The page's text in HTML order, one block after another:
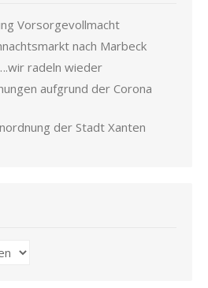
Vorsorgevollmacht
nach Marbeck
radeln wieder
aufgrund der Corona
der Stadt Xanten